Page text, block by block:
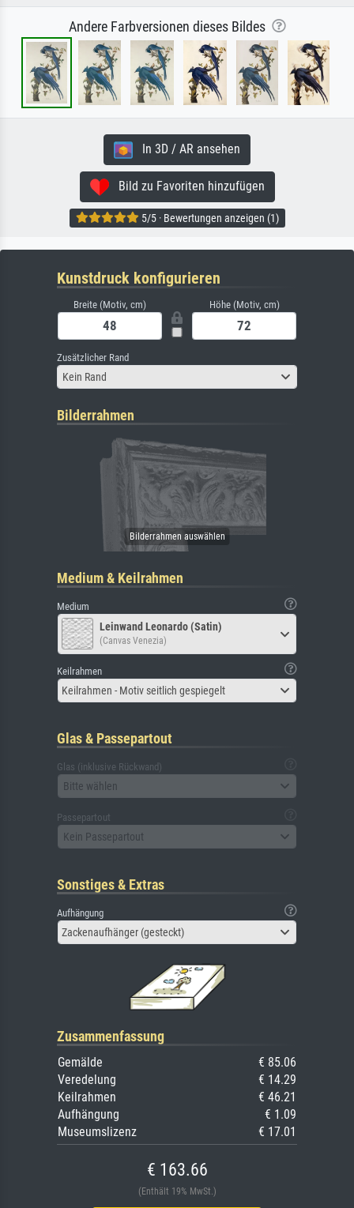
Andere Farbversionen dieses Bildes
In 3D / AR ansehen
Bild zu Favoriten hinzufügen
5/5 · Bewertungen anzeigen (1)
Kunstdruck konfigurieren
Breite (Motiv, cm) Höhe (Motiv, cm)
Zusätzlicher Rand
Kein Rand
Bilderrahmen
Medium & Keilrahmen
Medium
Leinwand Leonardo (Satin)
(Canvas Venezia)
Keilrahmen
Keilrahmen - Motiv seitlich gespiegelt
Glas & Passepartout
Glas (inklusive Rückwand)
Bitte wählen
Passepartout
Kein Passepartout
Sonstiges & Extras
Aufhängung
Zackenaufhänger (gesteckt)
Zusammenfassung
Gemälde
€ 85.06
Veredelung
€ 14.29
Keilrahmen
€ 46.21
Aufhängung
€ 1.09
Museumslizenz
€ 17.01
€ 163.66
(Enthält 19% MwSt.)